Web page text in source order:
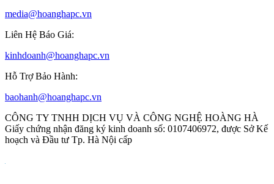
media@hoanghapc.vn
Liên Hệ Báo Giá:
kinhdoanh@hoanghapc.vn
Hỗ Trợ Bảo Hành:
baohanh@hoanghapc.vn
CÔNG TY TNHH DỊCH VỤ VÀ CÔNG NGHỆ HOÀNG HÀ
Giấy chứng nhận đăng ký kinh doanh số: 0107406972, được Sở Kế
hoạch và Đầu tư Tp. Hà Nội cấp